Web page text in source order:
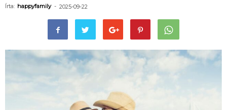
Írta: happyfamily - 2025-09-22